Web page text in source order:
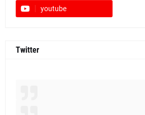
youtube
Twitter